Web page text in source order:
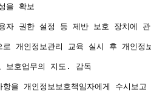
을 확보
자 권한 설정 등 제반 보호 장치에
개인정보관리 교육 실시 후 개인정
보호업무의 지도. 감독
개인정보보호책임자에게 수시보고